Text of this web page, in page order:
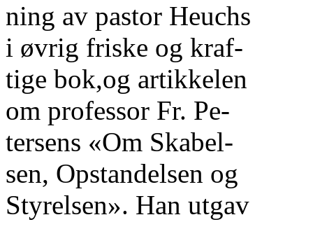
ning av pastor Heuchs
i øvrig friske og kraf-
tige bok,og artikkelen
om professor Fr. Pe-
tersens «Om Skabel-
sen, Opstandelsen og
Styrelsen». Han utgav